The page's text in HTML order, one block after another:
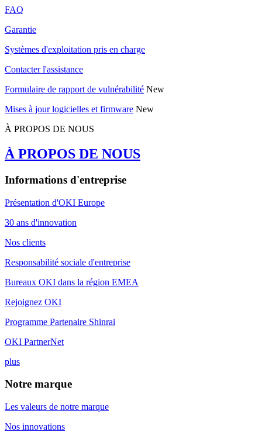
FAQ
Garantie
Systèmes d'exploitation pris en charge
Contacter l'assistance
Formulaire de rapport de vulnérabilité New
Mises à jour logicielles et firmware New
À PROPOS DE NOUS
À PROPOS DE NOUS
Informations d'entreprise
Présentation d'OKI Europe
30 ans d'innovation
Nos clients
Responsabilité sociale d'entreprise
Bureaux OKI dans la région EMEA
Rejoignez OKI
Programme Partenaire Shinrai
OKI PartnerNet
plus
Notre marque
Les valeurs de notre marque
Nos innovations